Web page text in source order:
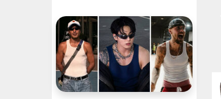
دنیای مد نیز تبدیل شده‌اند. آن‌ها بارها مرز میان
موسیقی و فشن را از بین برده‌اند. لباس‌هایشان در
کنسرت‌ها، موزیک‌ویدئوها و مراسم‌های مهم
جهانی،...